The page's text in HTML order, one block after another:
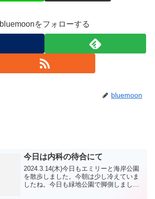
bluemoonをフォローする
bluemoon
今日は内科の待合にて
2024.3.14(木)今日もエミリーと海岸公園
を散歩しました。今朝は少し冷えていま
したね。今日も緑地公園で脚側しまし